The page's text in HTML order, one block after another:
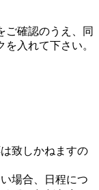
ご確認のうえ、同
入れて下さい。
致しかねますの
場合、日程につ